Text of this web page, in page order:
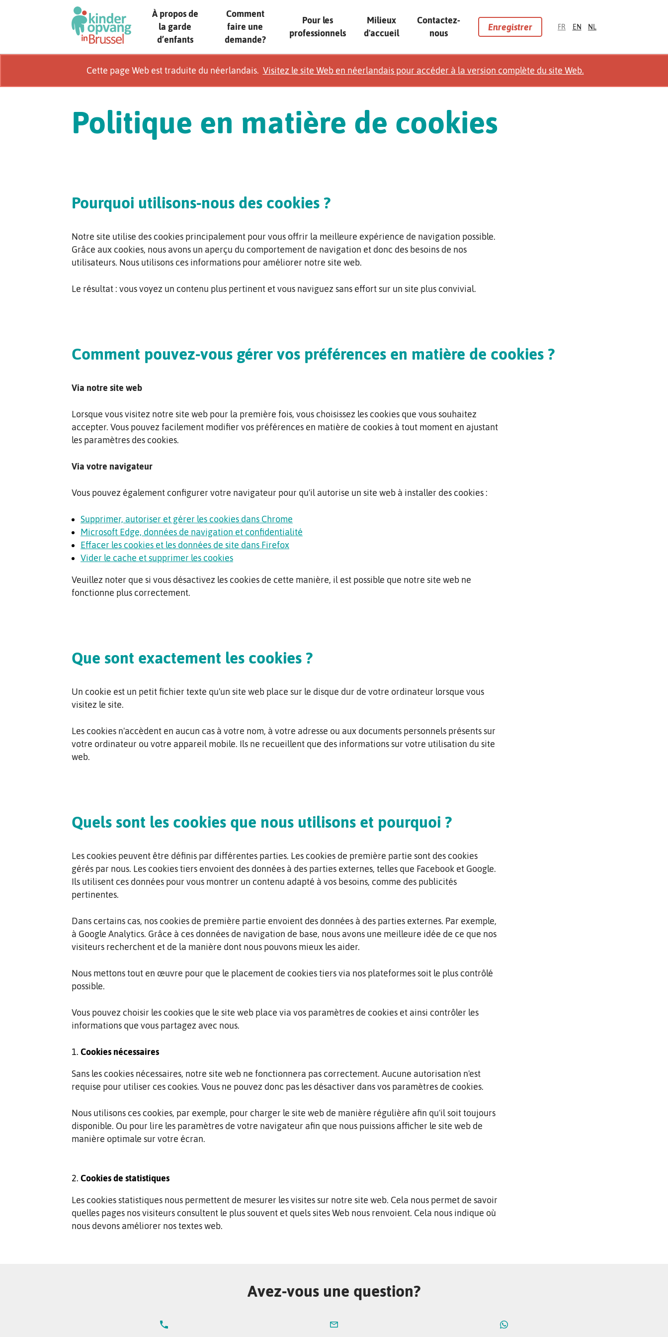
À propos de
la garde
d’enfants
Comment
faire une
demande?
Pour les
professionnels
Milieux
d'accueil
Contactez-
nous
Enregistrer FR EN NL
Cette page Web est traduite du néerlandais. Visitez le site Web en néerlandais pour accéder à la version complète du site Web.
Politique en matière de cookies
Pourquoi utilisons-nous des cookies ?
Notre site utilise des cookies principalement pour vous offrir la meilleure expérience de navigation possible.
Grâce aux cookies, nous avons un aperçu du comportement de navigation et donc des besoins de nos
utilisateurs. Nous utilisons ces informations pour améliorer notre site web.
Le résultat : vous voyez un contenu plus pertinent et vous naviguez sans effort sur un site plus convivial.
Comment pouvez-vous gérer vos préférences en matière de cookies ?
Via notre site web
Lorsque vous visitez notre site web pour la première fois, vous choisissez les cookies que vous souhaitez
accepter. Vous pouvez facilement modifier vos préférences en matière de cookies à tout moment en ajustant
les paramètres des cookies.
Via votre navigateur
Vous pouvez également configurer votre navigateur pour qu'il autorise un site web à installer des cookies :
Supprimer, autoriser et gérer les cookies dans Chrome
Microsoft Edge, données de navigation et confidentialité
Effacer les cookies et les données de site dans Firefox
Vider le cache et supprimer les cookies
Veuillez noter que si vous désactivez les cookies de cette manière, il est possible que notre site web ne
fonctionne plus correctement.
Que sont exactement les cookies ?
Un cookie est un petit fichier texte qu'un site web place sur le disque dur de votre ordinateur lorsque vous
visitez le site.
Les cookies n'accèdent en aucun cas à votre nom, à votre adresse ou aux documents personnels présents sur
votre ordinateur ou votre appareil mobile. Ils ne recueillent que des informations sur votre utilisation du site
web.
Quels sont les cookies que nous utilisons et pourquoi ?
Les cookies peuvent être définis par différentes parties. Les cookies de première partie sont des cookies
gérés par nous. Les cookies tiers envoient des données à des parties externes, telles que Facebook et Google.
Ils utilisent ces données pour vous montrer un contenu adapté à vos besoins, comme des publicités
pertinentes.
Dans certains cas, nos cookies de première partie envoient des données à des parties externes. Par exemple,
à Google Analytics. Grâce à ces données de navigation de base, nous avons une meilleure idée de ce que nos
visiteurs recherchent et de la manière dont nous pouvons mieux les aider.
Nous mettons tout en œuvre pour que le placement de cookies tiers via nos plateformes soit le plus contrôlé
possible.
Vous pouvez choisir les cookies que le site web place via vos paramètres de cookies et ainsi contrôler les
informations que vous partagez avec nous.
Cookies nécessaires
Sans les cookies nécessaires, notre site web ne fonctionnera pas correctement. Aucune autorisation n'est
requise pour utiliser ces cookies. Vous ne pouvez donc pas les désactiver dans vos paramètres de cookies.
Nous utilisons ces cookies, par exemple, pour charger le site web de manière régulière afin qu'il soit toujours
disponible. Ou pour lire les paramètres de votre navigateur afin que nous puissions afficher le site web de
manière optimale sur votre écran.
Cookies de statistiques
Les cookies statistiques nous permettent de mesurer les visites sur notre site web. Cela nous permet de savoir
quelles pages nos visiteurs consultent le plus souvent et quels sites Web nous renvoient. Cela nous indique où
nous devons améliorer nos textes web.
Avez-vous une question?